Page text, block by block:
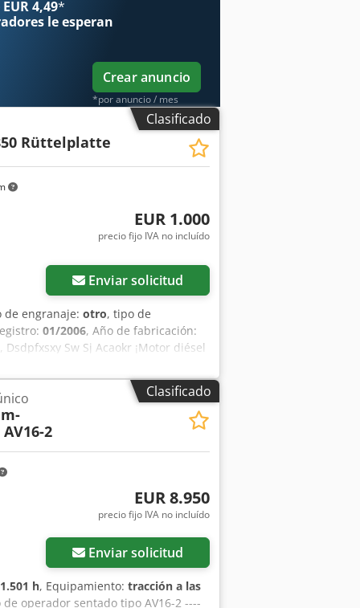
completa. Motor HATZ: unidad
4,49*
le esperan
Crear anuncio
*por anuncio / mes
Clasificado
Rüttelplatte
EUR 1.000
precio fijo IVA no incluído
Enviar solicitud
de engranaje: otro, tipo de
01/2006, Año de fabricación:
Sw Sj Acaokr ¡Motor diésel
venta previa y errores
Clasificado
2
EUR 8.950
precio fijo IVA no incluído
Enviar solicitud
1.501 h, Equipamiento: tracción a las
operador sentado tipo AV16-2 ----